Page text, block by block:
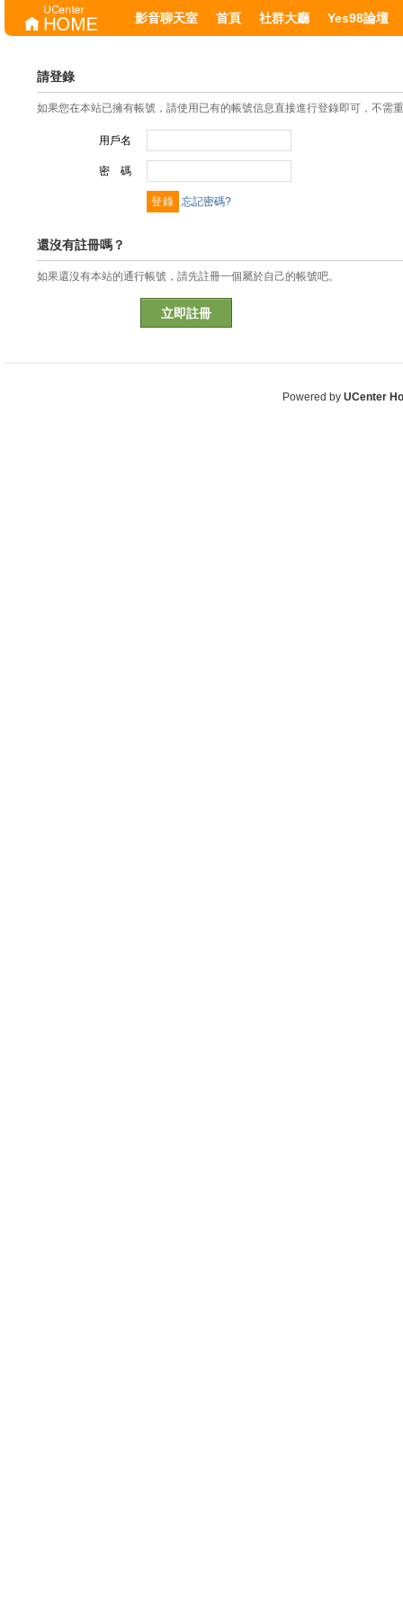
影音聊天室 首頁 社群大廳 Yes98論壇
請登錄
如果您在本站已擁有帳號，請使用已有的帳號信息直接進行登錄即可，不需
用戶名
密 碼
忘記密碼?
還沒有註冊嗎？
如果還沒有本站的通行帳號，請先註冊一個屬於自己的帳號吧。
立即註冊
Powered by UCenter